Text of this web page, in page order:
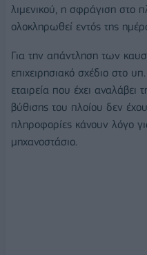
λιμενικού, η σφράγιση στο
ολοκληρωθεί εντός της
Για την απάντληση των
επιχειρησιακό σχέδιο στο
εταιρεία που έχει αναλάβει
βύθισης του πλοίου δεν
πληροφορίες κάνουν λόγο
μηχανοστάσιο.